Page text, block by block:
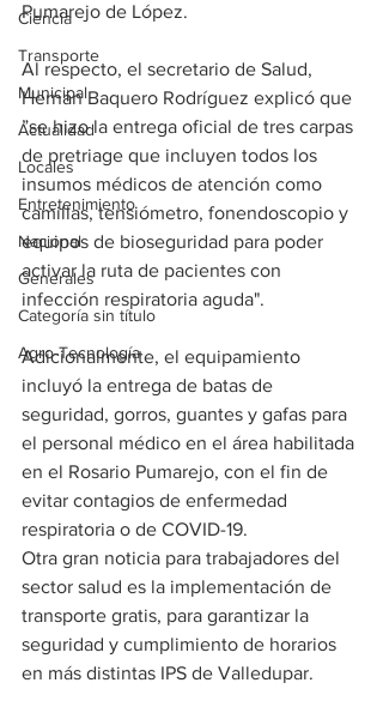
Ciencia
Transporte
Municipal
Actualidad
Locales
Entretenimiento
Nacional
Generales
Categoría sin título
Agro-Tecnología
Pumarejo de López.
Al respecto, el secretario de Salud,
Hernán Baquero Rodríguez explicó que
”se hizo la entrega oficial de tres carpas
de pretriage que incluyen todos los
insumos médicos de atención como
camillas, tensiómetro, fonendoscopio y
equipos de bioseguridad para poder
activar la ruta de pacientes con
infección respiratoria aguda".
Adicionalmente, el equipamiento
incluyó la entrega de batas de
seguridad, gorros, guantes y gafas para
el personal médico en el área habilitada
en el Rosario Pumarejo, con el fin de
evitar contagios de enfermedad
respiratoria o de COVID-19.
Otra gran noticia para trabajadores del
sector salud es la implementación de
transporte gratis, para garantizar la
seguridad y cumplimiento de horarios
en más distintas IPS de Valledupar.